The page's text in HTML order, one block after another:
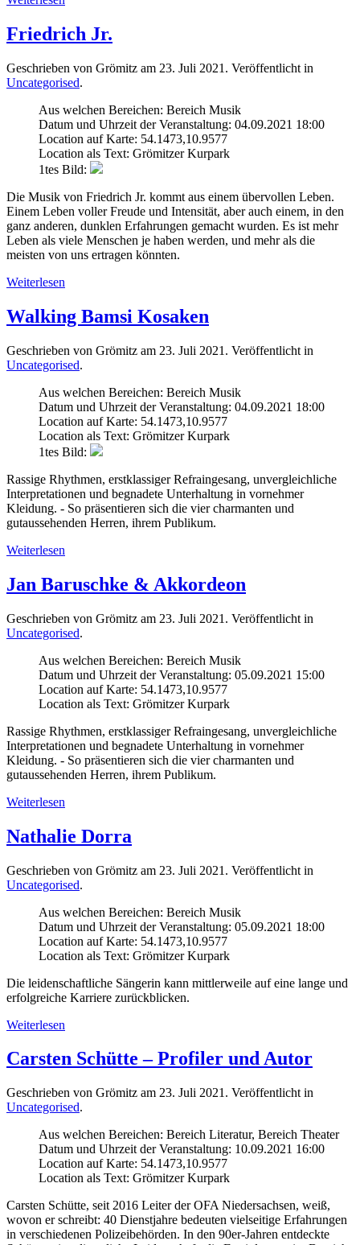
Friedrich Jr.
Geschrieben von Grömitz am 23. Juli 2021 . Veröffentlicht in
Uncategorised.
Aus welchen Bereichen: Bereich Musik
Datum und Uhrzeit der Veranstaltung: 04.09.2021 18:00
Location auf Karte: 54.1473,10.9577
Location als Text: Grömitzer Kurpark
1tes Bild:
Die Musik von Friedrich Jr. kommt aus einem übervollen Leben.
Einem Leben voller Freude und Intensität, aber auch einem, in den
ganz anderen, dunklen Erfahrungen gemacht wurden. Es ist mehr
Leben als viele Menschen je haben werden, und mehr als die
meisten von uns ertragen könnten.
Weiterlesen
Walking Bamsi Kosaken
Geschrieben von Grömitz am 23. Juli 2021 . Veröffentlicht in
Uncategorised.
Aus welchen Bereichen: Bereich Musik
Datum und Uhrzeit der Veranstaltung: 04.09.2021 18:00
Location auf Karte: 54.1473,10.9577
Location als Text: Grömitzer Kurpark
1tes Bild:
Rassige Rhythmen, erstklassiger Refraingesang, unvergleichliche
Interpretationen und begnadete Unterhaltung in vornehmer
Kleidung. - So präsentieren sich die vier charmanten und
gutaussehenden Herren, ihrem Publikum.
Weiterlesen
Jan Baruschke & Akkordeon
Geschrieben von Grömitz am 23. Juli 2021 . Veröffentlicht in
Uncategorised.
Aus welchen Bereichen: Bereich Musik
Datum und Uhrzeit der Veranstaltung: 05.09.2021 15:00
Location auf Karte: 54.1473,10.9577
Location als Text: Grömitzer Kurpark
Rassige Rhythmen, erstklassiger Refraingesang, unvergleichliche
Interpretationen und begnadete Unterhaltung in vornehmer
Kleidung. - So präsentieren sich die vier charmanten und
gutaussehenden Herren, ihrem Publikum.
Weiterlesen
Nathalie Dorra
Geschrieben von Grömitz am 23. Juli 2021 . Veröffentlicht in
Uncategorised.
Aus welchen Bereichen: Bereich Musik
Datum und Uhrzeit der Veranstaltung: 05.09.2021 18:00
Location auf Karte: 54.1473,10.9577
Location als Text: Grömitzer Kurpark
Die leidenschaftliche Sängerin kann mittlerweile auf eine lange und
erfolgreiche Karriere zurückblicken.
Weiterlesen
Carsten Schütte – Profiler und Autor
Geschrieben von Grömitz am 23. Juli 2021 . Veröffentlicht in
Uncategorised.
Aus welchen Bereichen: Bereich Literatur, Bereich Theater
Datum und Uhrzeit der Veranstaltung: 10.09.2021 16:00
Location auf Karte: 54.1473,10.9577
Location als Text: Grömitzer Kurpark
Carsten Schütte, seit 2016 Leiter der OFA Niedersachsen, weiß,
wovon er schreibt: 40 Dienstjahre bedeuten vielseitige Erfahrungen
in verschiedenen Polizeibehörden. In den 90er-Jahren entdeckte